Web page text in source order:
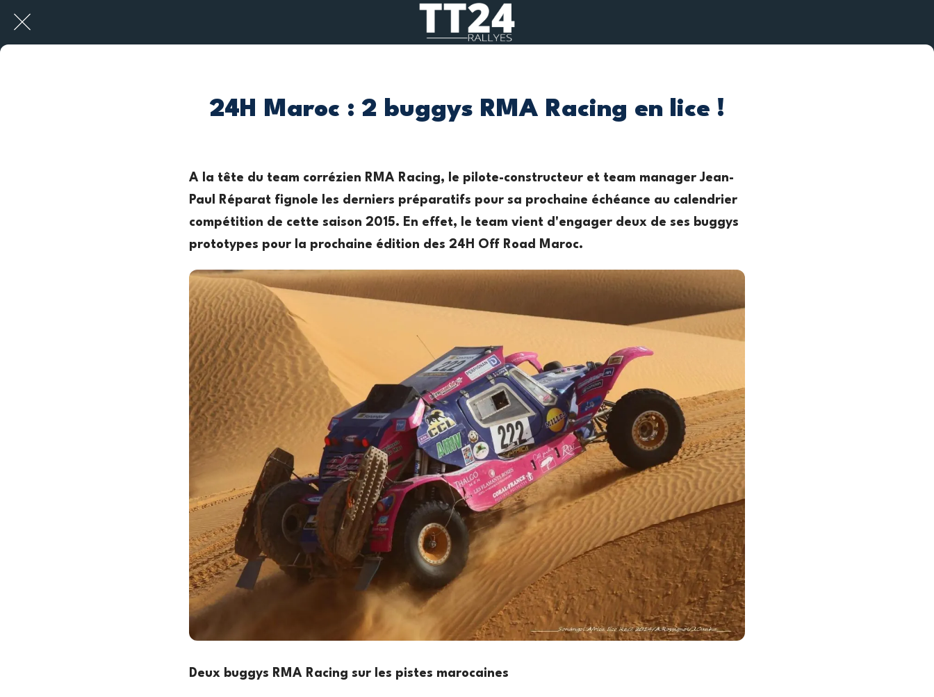
24H Maroc : 2 buggys RMA Racing en lice !
A la tête du team corrézien RMA Racing, le pilote-constructeur et team manager Jean-
Paul Réparat fignole les derniers préparatifs pour sa prochaine échéance au calendrier
compétition de cette saison 2015. En effet, le team vient d'engager deux de ses buggys
prototypes pour la prochaine édition des 24H Off Road Maroc.
Deux buggys RMA Racing sur les pistes marocaines